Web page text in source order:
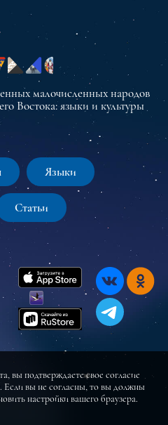
малочисленных народов
Востока: языки и культуры
Языки
Статьи
вы подтверждаете свое согласие
Если вы не согласны, то вы должны
настройки вашего браузера.